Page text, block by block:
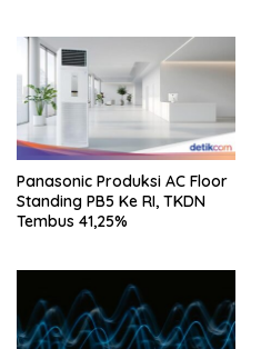
Panasonic Produksi AC Floor
Standing PB5 Ke RI, TKDN
Tembus 41,25%